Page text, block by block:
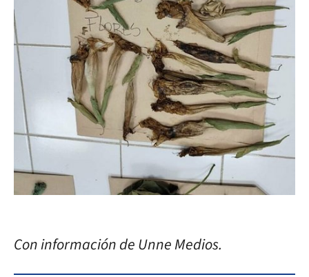
Con información de Unne Medios.